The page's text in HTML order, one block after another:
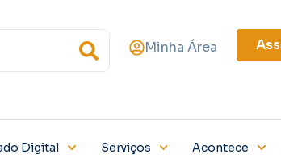
Minha Área
Digital Serviços Acontece